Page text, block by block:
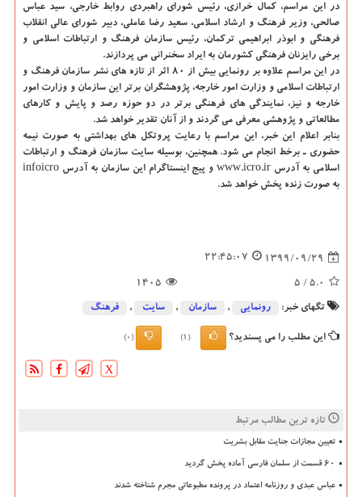
در این مراسم، کمال خرازی، رئیس شورای راهبردی روابط خارجی، سید عباس
صالحی، وزیر فرهنگ و ارشاد اسلامی، سعید رضا عاملی، دبیر شورای عالی انقلاب
فرهنگی و ابوذر ابراهیمی ترکمان، رئیس سازمان فرهنگ و ارتباطات اسلامی و
برخی رایزنان فرهنگی کشورمان به ایراد سخنرانی می پردازند.
در این مراسم علاوه بر رونمایی بیش از ۸۰ اثر از تازه های نشر سازمان فرهنگ و
ارتباطات اسلامی و وزارت امور خارجه، پژوهشگران برتر این سازمان و وزارت امور
خارجه و نیز، نمایندگی های فرهنگی برتر در دو حوزه رصد و پایش و کارهای
مطالعاتی و پژوهشی معرفی می گردند و از آنان تقدیر خواهد شد.
بنابر اعلام این خبر، این مراسم با رعایت پروتکل های بهداشتی به صورت نیمه
حضوری ـ برخط انجام می شود. همچنین، بوسیله سایت سازمان فرهنگ و ارتباطات
اسلامی به آدرس www.icro.ir و پیج اینستاگرام این سازمان به آدرس infoicro
به صورت زنده پخش خواهد شد.
1399/09/29
22:45:07
5.0
/ 5
1405
تگهای خبر: رونمایی , سازمان , سایت , فرهنگ
این مطلب را می پسندید؟ (1)
(0)
X
تازه ترین مطالب مرتبط
تعیین مجازات جنایت مقابل بشریت
۶۰ قسمت از سلمان فارسی آماده پخش گردید
عباس عبدی و روزنامه اعتماد در پرونده مطبوعاتی مجرم شناخته شدند